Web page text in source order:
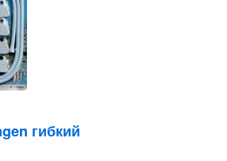
гибкий